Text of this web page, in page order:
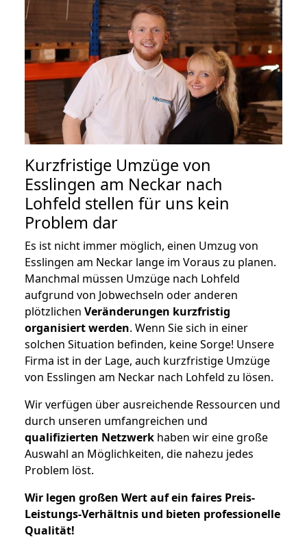
Kurzfristige Umzüge von
Esslingen am Neckar nach
Lohfeld stellen für uns kein
Problem dar
Es ist nicht immer möglich, einen Umzug von
Esslingen am Neckar lange im Voraus zu planen.
Manchmal müssen Umzüge nach Lohfeld
aufgrund von Jobwechseln oder anderen
plötzlichen Veränderungen kurzfristig
organisiert werden. Wenn Sie sich in einer
solchen Situation befinden, keine Sorge! Unsere
Firma ist in der Lage, auch kurzfristige Umzüge
von Esslingen am Neckar nach Lohfeld zu lösen.
Wir verfügen über ausreichende Ressourcen und
durch unseren umfangreichen und
qualifizierten Netzwerk haben wir eine große
Auswahl an Möglichkeiten, die nahezu jedes
Problem löst.
Wir legen großen Wert auf ein faires Preis-
Leistungs-Verhältnis und bieten professionelle
Qualität!